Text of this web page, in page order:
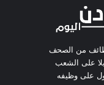
من الصحف
على الشعب
على وظيفه